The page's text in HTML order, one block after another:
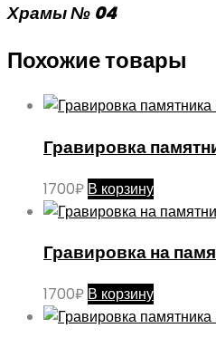
Храмы № 04
Похожие товары
Гравировка
1700₽ В корзину
Гравировка на
1700₽ В корзину